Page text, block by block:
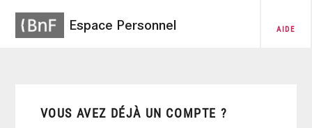
Espace Personnel AIDE
VOUS AVEZ DÉJÀ UN COMPTE ?